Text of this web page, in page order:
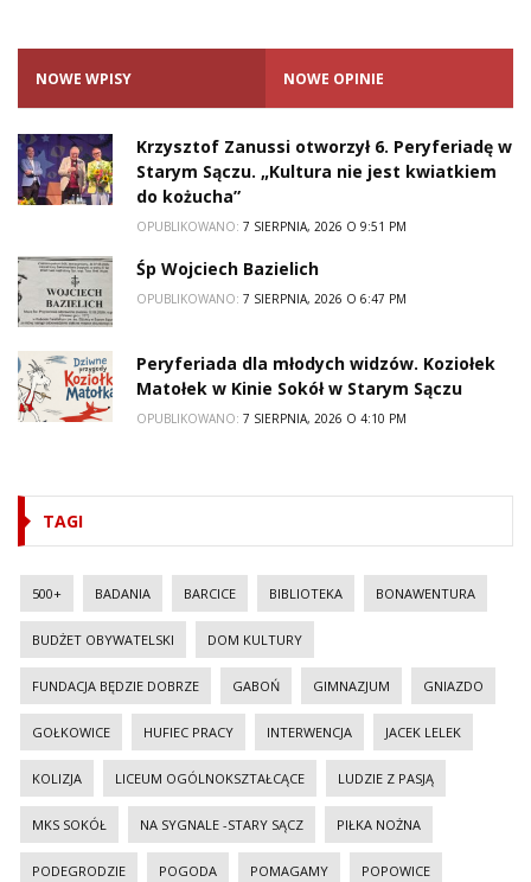
NOWE WPISY NOWE OPINIE
Krzysztof Zanussi otworzył 6. Peryferiadę w
Starym Sączu. „Kultura nie jest kwiatkiem
do kożucha”
OPUBLIKOWANO: 7 SIERPNIA, 2026 O 9:51 PM
Śp Wojciech Bazielich
OPUBLIKOWANO: 7 SIERPNIA, 2026 O 6:47 PM
Peryferiada dla młodych widzów. Koziołek
Matołek w Kinie Sokół w Starym Sączu
OPUBLIKOWANO: 7 SIERPNIA, 2026 O 4:10 PM
TAGI
500+ BADANIA BARCICE BIBLIOTEKA BONAWENTURA
BUDŻET OBYWATELSKI DOM KULTURY
FUNDACJA BĘDZIE DOBRZE GABOŃ GIMNAZJUM GNIAZDO
GOŁKOWICE HUFIEC PRACY INTERWENCJA JACEK LELEK
KOLIZJA LICEUM OGÓLNOKSZTAŁCĄCE LUDZIE Z PASJĄ
MKS SOKÓŁ NA SYGNALE -STARY SĄCZ PIŁKA NOŻNA
PODEGRODZIE POGODA POMAGAMY POPOWICE